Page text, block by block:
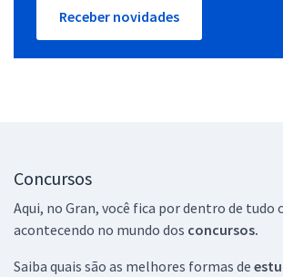
Receber novidades
Concursos
Aqui, no Gran, você fica por dentro de tudo
acontecendo no mundo dos concursos.
Saiba quais são as melhores formas de